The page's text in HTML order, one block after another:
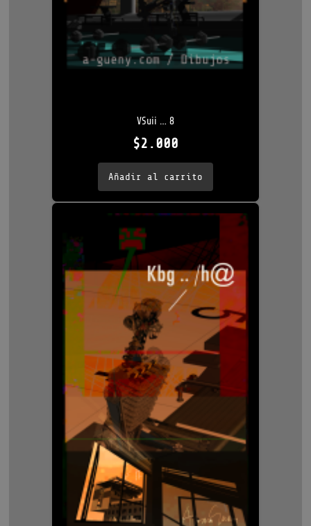
VSuii … 8
$2.000
Añadir al carrito